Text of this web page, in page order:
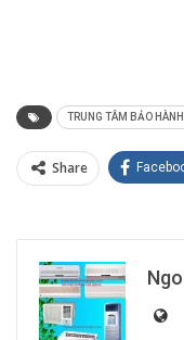
TRUNG TÂM BẢO
Share